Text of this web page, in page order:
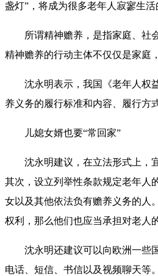
盏灯”，将成为很多老年人寂寥生活
所谓精神赡养，是指家庭、社会
精神赡养的行动主体不仅仅是家庭
沈永明表示，我国《老年人权益
养义务的履行标准和内容、履行方
儿媳女婿也要“常回家”
沈永明建议，在立法形式上，宜
其次，设立列举性条款规定老年人
女以及其他依法负有赡养义务的人
权利，那么他们也应当承担对老人
沈永明还建议可以向欧洲一些国
电话、短信、书信以及视频聊天等。